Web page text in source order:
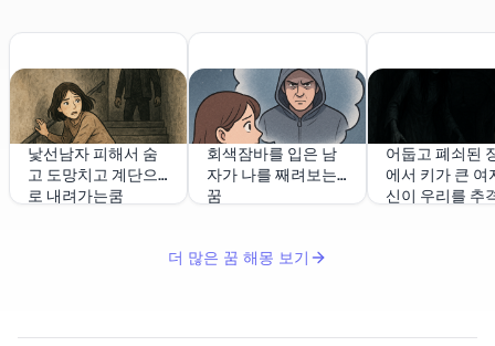
낯선남자 피해서 숨
고 도망치고 계단으
로 내려가는쿰
회색잠바를 입은 남
자가 나를 째려보는
꿈
어둡고 폐쇠된
에서 키가 큰 여
신이 우리를 추
더 많은 꿈 해몽 보기